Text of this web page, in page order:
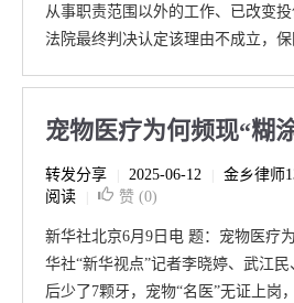
从事职责范围以外的工作、已改变投
法院最终判决认定该理由不成立，
宠物医疗为何频现“糊
转发分享 2025-06-12 金乡律师
阅读
赞 (0)
新华社北京6月9日电 题：宠物医疗
华社“新华视点”记者李晓婷、武江
后少了7颗牙，宠物“名医”无证上岗